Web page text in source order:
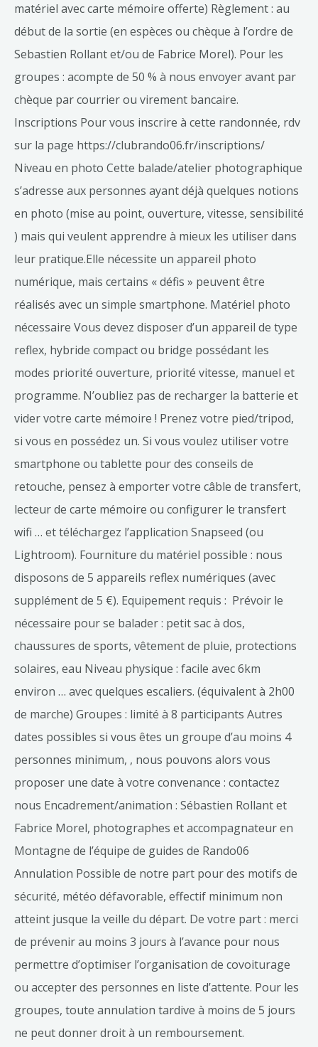
matériel avec carte mémoire offerte) Règlement : au
début de la sortie (en espèces ou chèque à l’ordre de
Sebastien Rollant et/ou de Fabrice Morel). Pour les
groupes : acompte de 50 % à nous envoyer avant par
chèque par courrier ou virement bancaire.
Inscriptions Pour vous inscrire à cette randonnée, rdv
sur la page https://clubrando06.fr/inscriptions/
Niveau en photo Cette balade/atelier photographique
s’adresse aux personnes ayant déjà quelques notions
en photo (mise au point, ouverture, vitesse, sensibilité
) mais qui veulent apprendre à mieux les utiliser dans
leur pratique.Elle nécessite un appareil photo
numérique, mais certains « défis » peuvent être
réalisés avec un simple smartphone. Matériel photo
nécessaire Vous devez disposer d’un appareil de type
reflex, hybride compact ou bridge possédant les
modes priorité ouverture, priorité vitesse, manuel et
programme. N’oubliez pas de recharger la batterie et
vider votre carte mémoire ! Prenez votre pied/tripod,
si vous en possédez un. Si vous voulez utiliser votre
smartphone ou tablette pour des conseils de
retouche, pensez à emporter votre câble de transfert,
lecteur de carte mémoire ou configurer le transfert
wifi … et téléchargez l’application Snapseed (ou
Lightroom). Fourniture du matériel possible : nous
disposons de 5 appareils reflex numériques (avec
supplément de 5 €). Equipement requis : Prévoir le
nécessaire pour se balader : petit sac à dos,
chaussures de sports, vêtement de pluie, protections
solaires, eau Niveau physique : facile avec 6km
environ … avec quelques escaliers. (équivalent à 2h00
de marche) Groupes : limité à 8 participants Autres
dates possibles si vous êtes un groupe d’au moins 4
personnes minimum, , nous pouvons alors vous
proposer une date à votre convenance : contactez
nous Encadrement/animation : Sébastien Rollant et
Fabrice Morel, photographes et accompagnateur en
Montagne de l’équipe de guides de Rando06
Annulation Possible de notre part pour des motifs de
sécurité, météo défavorable, effectif minimum non
atteint jusque la veille du départ. De votre part : merci
de prévenir au moins 3 jours à l’avance pour nous
permettre d’optimiser l’organisation de covoiturage
ou accepter des personnes en liste d’attente. Pour les
groupes, toute annulation tardive à moins de 5 jours
ne peut donner droit à un remboursement.